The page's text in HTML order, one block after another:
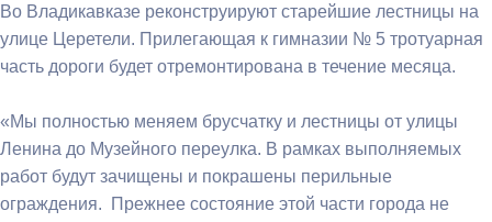
Во Владикавказе реконструируют старейшие лестницы на
улице Церетели. Прилегающая к гимназии № 5 тротуарная
часть дороги будет отремонтирована в течение месяца.
«Мы полностью меняем брусчатку и лестницы от улицы
Ленина до Музейного переулка. В рамках выполняемых
работ будут зачищены и покрашены перильные
ограждения. Прежнее состояние этой части города не